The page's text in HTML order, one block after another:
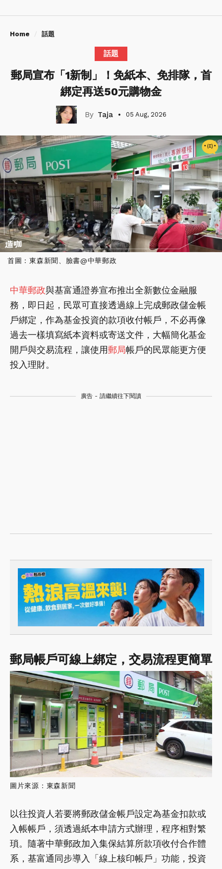
Home 話題
話題
郵局宣布「1新制」！免紙本、免排隊，首
綁定再送50元購物金
Taja 05 Aug, 2026
首圖：東森新聞、臉書@中華郵政
中華郵政與基富通證券宣布推出全新數位金融服
務，即日起，民眾可直接透過線上完成郵政儲金帳
戶綁定，作為基金投資的款項收付帳戶，不必再像
過去一樣填寫紙本資料或寄送文件，大幅簡化基金
開戶與交易流程，讓使用郵局帳戶的民眾能更方便
投入理財。
廣告 - 請繼續往下閱讀
郵局帳戶可線上綁定，交易流程更簡單
圖片來源：東森新聞
以往投資人若要將郵政儲金帳戶設定為基金扣款或
入帳帳戶，須透過紙本申請方式辦理，程序相對繁
瑣。隨著中華郵政加入集保結算所款項收付合作體
系，基富通同步導入「線上核印帳戶」功能，投資